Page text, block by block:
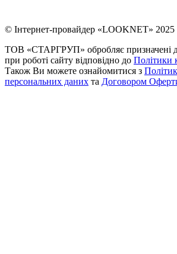
© Інтернет-провайдер «LOOKNET» 2025
ТОВ «СТАРГРУП» обробляє призначені
при роботі сайту відповідно до Політики
Також Ви можете ознайомитися з
персональних даних та Договором